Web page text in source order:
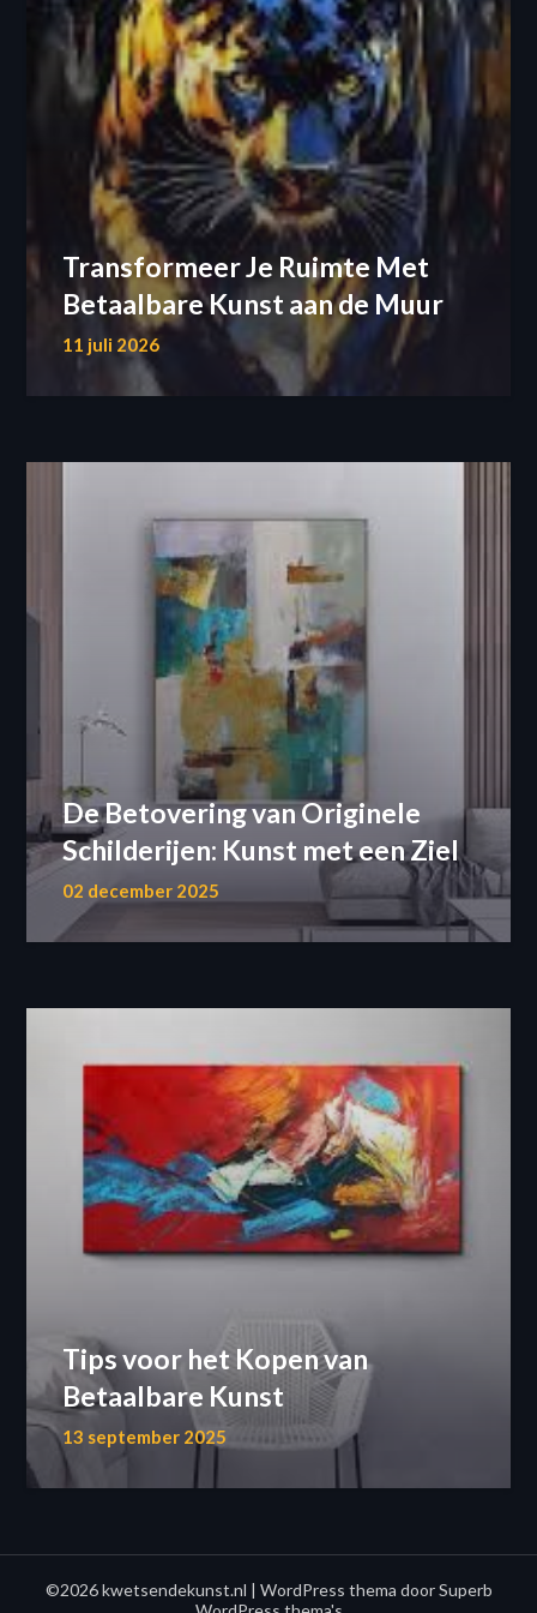
Transformeer Je Ruimte Met
Betaalbare Kunst aan de Muur
11 juli 2026
De Betovering van Originele
Schilderijen: Kunst met een Ziel
02 december 2025
Tips voor het Kopen van
Betaalbare Kunst
13 september 2025
©2026 kwetsendekunst.nl | WordPress thema doorSuperb